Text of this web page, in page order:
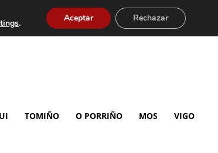
TOMIÑO O PORRIÑO MOS VIGO
. Aceptar Rechazar